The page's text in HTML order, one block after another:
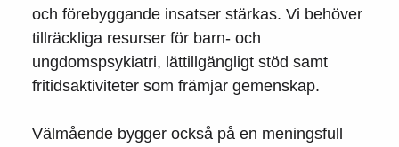
och förebyggande insatser stärkas. Vi behöver
tillräckliga resurser för barn- och
ungdomspsykiatri, lättillgängligt stöd samt
fritidsaktiviteter som främjar gemenskap.
Välmående bygger också på en meningsfull